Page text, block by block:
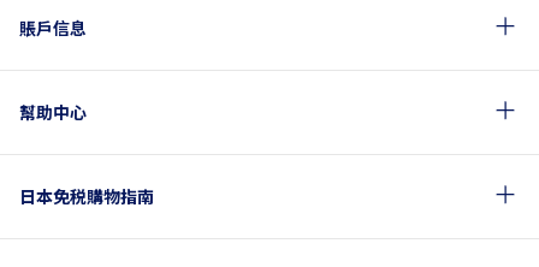
賬戶信息
幫助中心
日本免税購物指南